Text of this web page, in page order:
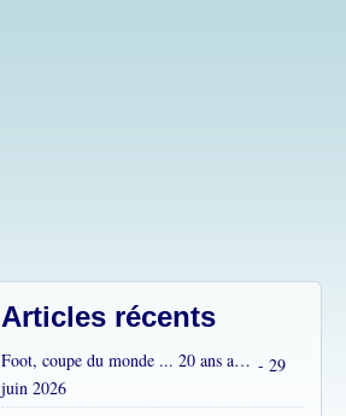
Articles récents
Foot, coupe du monde ... 20 ans après... - 29
juin 2026